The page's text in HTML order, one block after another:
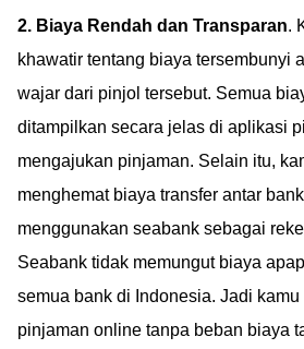
2. Biaya Rendah dan Transparan.
khawatir tentang biaya tersembunyi
wajar dari pinjol tersebut. Semua
ditampilkan secara jelas di aplikasi
mengajukan pinjaman. Selain itu,
menghemat biaya transfer antar
menggunakan seabank sebagai
Seabank tidak memungut biaya
semua bank di Indonesia. Jadi
pinjaman online tanpa beban biaya